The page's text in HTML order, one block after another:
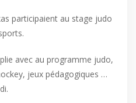
participaient au stage judo
avec au programme judo,
jeux pédagogiques …